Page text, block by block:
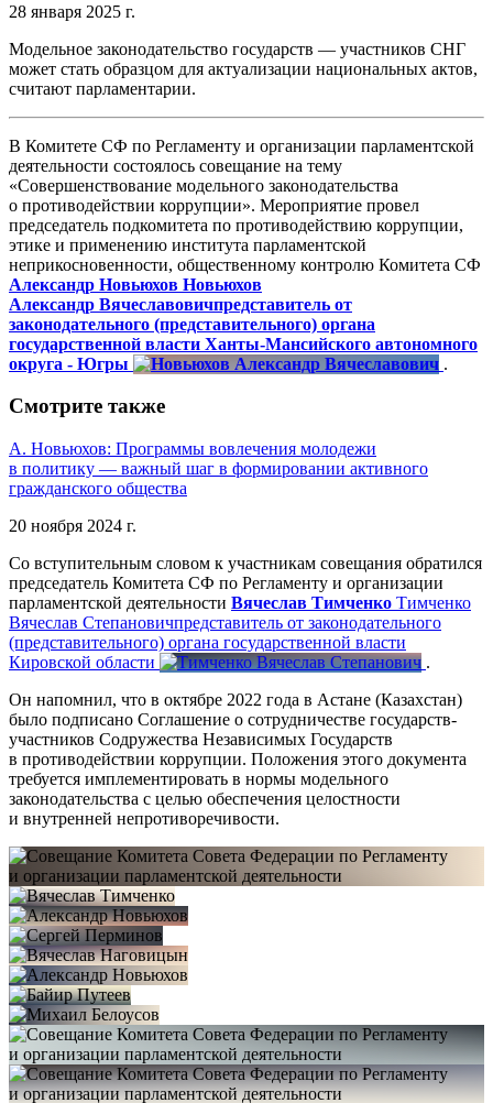
28 января 2025 г.
Модельное законодательство государств — участников СНГ
может стать образцом для актуализации национальных актов,
считают парламентарии.
В Комитете СФ по Регламенту и организации парламентской
деятельности состоялось совещание на тему
«Совершенствование модельного законодательства
о противодействии коррупции». Мероприятие провел
председатель подкомитета по противодействию коррупции,
этике и применению института парламентской
неприкосновенности, общественному контролю Комитета СФ
Александр Новьюхов Новьюхов
Александр Вячеславовичпредставитель от
законодательного (представительного) органа
государственной власти Ханты-Мансийского автономного
округа - Югры
.
Смотрите также
А. Новьюхов: Программы вовлечения молодежи
в политику — важный шаг в формировании активного
гражданского общества
20 ноября 2024 г.
Со вступительным словом к участникам совещания обратился
председатель Комитета СФ по Регламенту и организации
парламентской деятельности Вячеслав Тимченко Тимченко
Вячеслав Степановичпредставитель от законодательного
(представительного) органа государственной власти
Кировской области
.
Он напомнил, что в октябре 2022 года в Астане (Казахстан)
было подписано Соглашение о сотрудничестве государств-
участников Содружества Независимых Государств
в противодействии коррупции. Положения этого документа
требуется имплементировать в нормы модельного
законодательства с целью обеспечения целостности
и внутренней непротиворечивости.